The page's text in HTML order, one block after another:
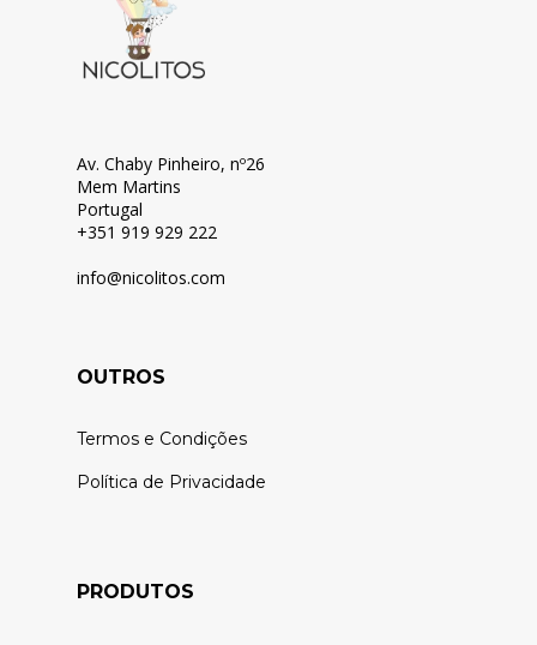
Av. Chaby Pinheiro, nº26
Mem Martins
Portugal
+351 919 929 222
info@nicolitos.com
OUTROS
Termos e Condições
Política de Privacidade
PRODUTOS